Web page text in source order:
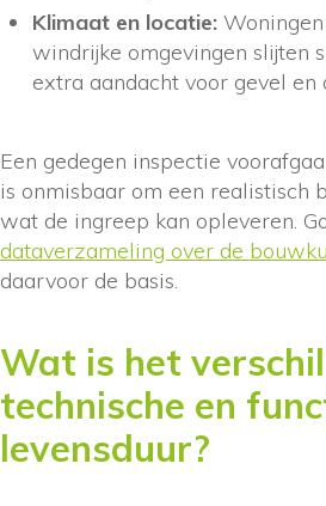
Klimaat en locatie:
windrijke omgevingen slijten
extra aandacht voor gevel en
Een gedegen inspectie
is onmisbaar om een realistisch
wat de ingreep kan opleveren.
dataverzameling over de
daarvoor de basis.
Wat is het
technische en
levensduur?